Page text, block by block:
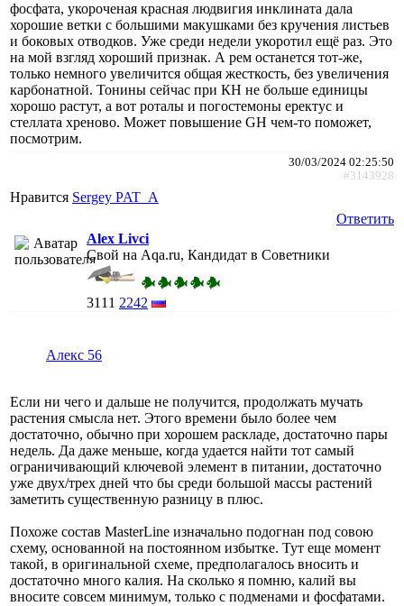
фосфата, укороченая красная людвигия инклината дала
хорошие ветки с большими макушками без кручения листьев
и боковых отводков. Уже среди недели укоротил ещё раз. Это
на мой взгляд хороший признак. А рем останется тот-же,
только немного увеличится общая жесткость, без увеличения
карбонатной. Тонины сейчас при КН не больше единицы
хорошо растут, а вот роталы и погостемоны еректус и
стеллата хреново. Может повышение GH чем-то поможет,
посмотрим.
30/03/2024 02:25:50
#3143928
Нравится Sergey PAT_A
Ответить
Alex Livci
Свой на Aqa.ru, Кандидат в Советники
3111 2242
Алекс 56
Если ни чего и дальше не получится, продолжать мучать
растения смысла нет. Этого времени было более чем
достаточно, обычно при хорошем раскладе, достаточно пары
недель. Да даже меньше, когда удается найти тот самый
ограничивающий ключевой элемент в питании, достаточно
уже двух/трех дней что бы среди большой массы растений
заметить существенную разницу в плюс.
Похоже состав MasterLine изначально подогнан под совою
схему, основанной на постоянном избытке. Тут еще момент
такой, в оригинальной схеме, предполагалось вносить и
достаточно много калия. На сколько я помню, калий вы
вносите совсем минимум, только с подменами и фосфатами.